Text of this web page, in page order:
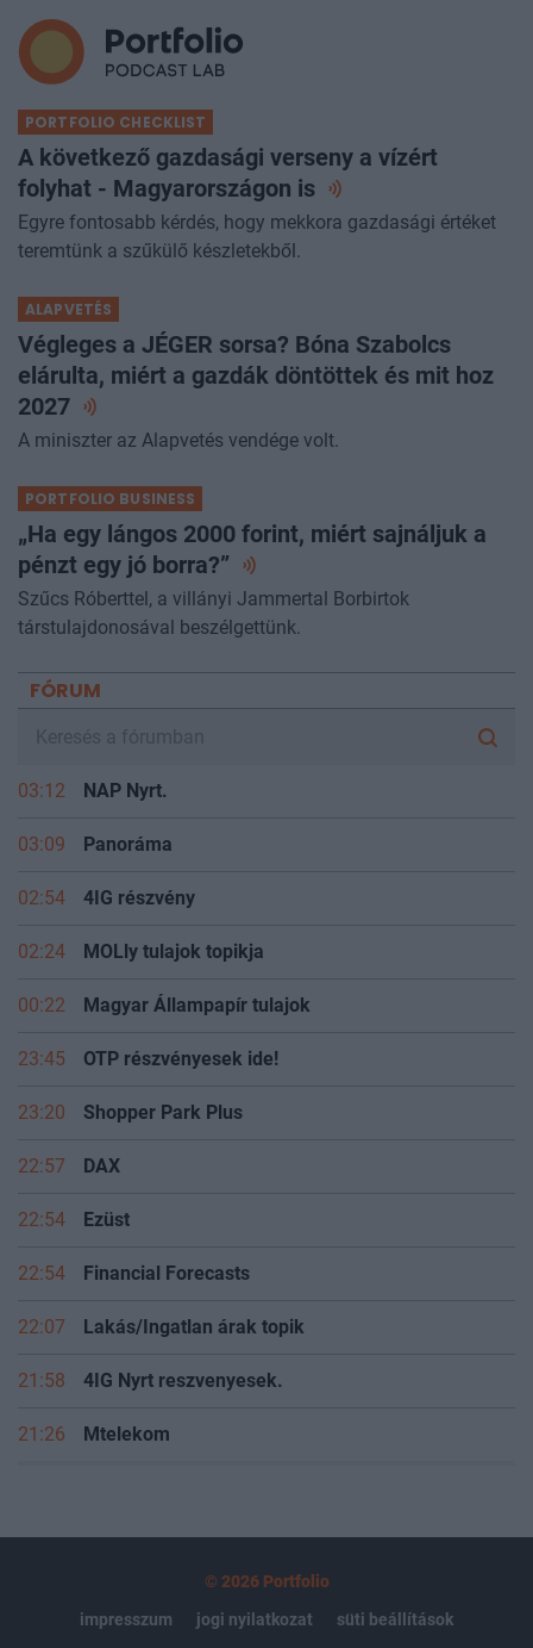
PORTFOLIO CHECKLIST
A következő gazdasági verseny a vízért
folyhat - Magyarországon is
Egyre fontosabb kérdés, hogy mekkora gazdasági értéket
teremtünk a szűkülő készletekből.
ALAPVETÉS
Végleges a JÉGER sorsa? Bóna Szabolcs
elárulta, miért a gazdák döntöttek és mit hoz
2027
A miniszter az Alapvetés vendége volt.
PORTFOLIO BUSINESS
„Ha egy lángos 2000 forint, miért sajnáljuk a
pénzt egy jó borra?”
Szűcs Róberttel, a villányi Jammertal Borbirtok
társtulajdonosával beszélgettünk.
FÓRUM
03:12 NAP Nyrt.
03:09 Panoráma
02:54 4IG részvény
02:24 MOLly tulajok topikja
00:22 Magyar Állampapír tulajok
23:45 OTP részvényesek ide!
23:20 Shopper Park Plus
22:57 DAX
22:54 Ezüst
22:54 Financial Forecasts
22:07 Lakás/Ingatlan árak topik
21:58 4IG Nyrt reszvenyesek.
21:26 Mtelekom
© 2026 Portfolio
impresszum
jogi nyilatkozat süti beállítások